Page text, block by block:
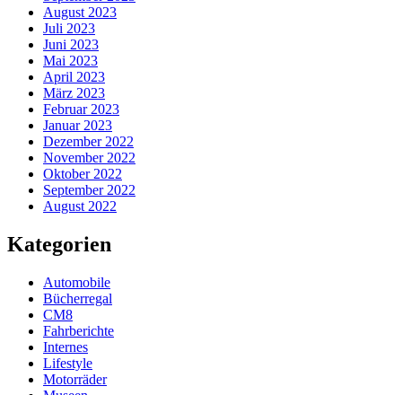
August 2023
Juli 2023
Juni 2023
Mai 2023
April 2023
März 2023
Februar 2023
Januar 2023
Dezember 2022
November 2022
Oktober 2022
September 2022
August 2022
Kategorien
Automobile
Bücherregal
CM8
Fahrberichte
Internes
Lifestyle
Motorräder